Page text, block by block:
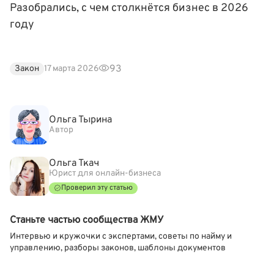
Разобрались, с чем столкнётся бизнес в 2026
году
Закон 17 марта 2026 93
Ольга Тырина
Автор
Ольга Ткач
Юрист для онлайн-бизнеса
Проверил эту статью
Станьте частью сообщества ЖМУ
Интервью и кружочки с экспертами, советы по найму и
управлению, разборы законов, шаблоны документов